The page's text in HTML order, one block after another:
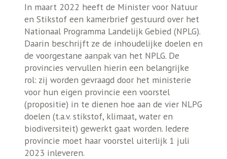
In maart 2022 heeft de Minister voor Natuur
en Stikstof een kamerbrief gestuurd over het
Nationaal Programma Landelijk Gebied (NPLG).
Daarin beschrijft ze de inhoudelijke doelen en
de voorgestane aanpak van het NPLG. De
provincies vervullen hierin een belangrijke
rol: zij worden gevraagd door het ministerie
voor hun eigen provincie een voorstel
(propositie) in te dienen hoe aan de vier NLPG
doelen (t.a.v. stikstof, klimaat, water en
biodiversiteit) gewerkt gaat worden. Iedere
provincie moet haar voorstel uiterlijk 1 juli
2023 inleveren.